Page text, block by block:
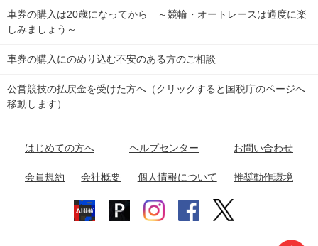
Dokanto!
チャリロトプラザ
キャリーオーバー一覧
関
東
弥彦競輪場 前橋競輪場 取手競輪場 宇都宮競輪場
関
東
小田原競輪場
名古屋競輪場 岐阜競輪場 大垣競輪場 豊橋競輪場
富山競輪場 松阪競輪場 四日市競輪場
福井競輪場 奈良競輪場 向日町競輪場
競輪選手情報
Perfecta Navi
netkeirin
車券の購入は20歳になってから ～競輪・オートレースは適度に楽
しみましょう～
車券の購入にのめり込む不安のある方のご相談
公営競技の払戻金を受けた方へ（クリックすると国税庁のページへ
移動します）
はじめての方へ ヘルプセンター お問い合わせ
会員規約 会社概要 個人情報について 推奨動作環境